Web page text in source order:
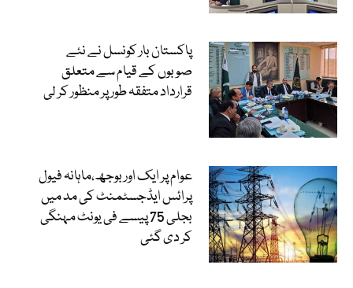
پاکستان بار کونسل نے نئے
صوبوں کے قیام سے متعلق
قرارداد متفقہ طور پر منظور کر لی
عوام پر ایک اور بوجھ،ماہانہ فیول
پرائس ایڈجسٹمنٹ کی مد میں
بجلی 75 پیسے فی یونٹ مہنگی
کر دی گئی